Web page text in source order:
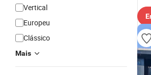
Vertical
Europeu
Clássico
Mais